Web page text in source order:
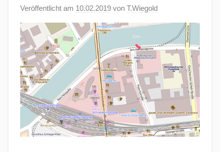
Veröffentlicht am 10.02.2019 von T.Wiegold